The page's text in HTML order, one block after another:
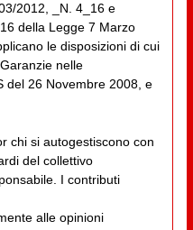
2012, _N. 4_16 e
della Legge 7 Marzo
le disposizioni di cui
nelle
del 26 Novembre 2008, e
chi si autogestiscono con
del collettivo
I contributi
alle opinioni